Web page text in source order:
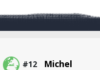
#12 Michel